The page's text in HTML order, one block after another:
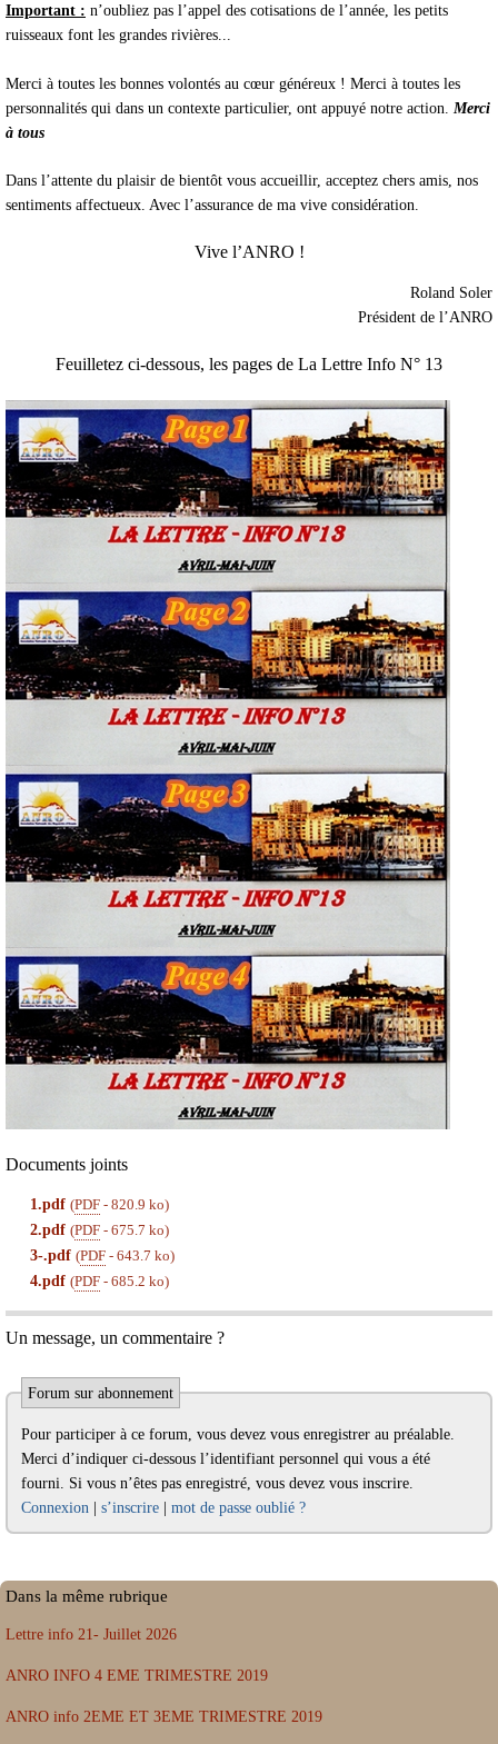
Important : n’oubliez pas l’appel des cotisations de l’année, les petits
ruisseaux font les grandes rivières...
Merci à toutes les bonnes volontés au cœur généreux ! Merci à toutes les
personnalités qui dans un contexte particulier, ont appuyé notre action. Merci
à tous
Dans l’attente du plaisir de bientôt vous accueillir, acceptez chers amis, nos
sentiments affectueux. Avec l’assurance de ma vive considération.
Vive l’ANRO !
Roland Soler
Président de l’ANRO
Feuilletez ci-dessous, les pages de La Lettre Info N° 13
Documents joints
1.pdf (PDF- 820.9 ko)
2.pdf (PDF- 675.7 ko)
3-.pdf (PDF- 643.7 ko)
4.pdf (PDF- 685.2 ko)
Un message, un commentaire ?
Forum sur abonnement
Pour participer à ce forum, vous devez vous enregistrer au préalable.
Merci d’indiquer ci-dessous l’identifiant personnel qui vous a été
fourni. Si vous n’êtes pas enregistré, vous devez vous inscrire.
Connexion | s’inscrire | mot de passe oublié ?
Dans la même rubrique
Lettre info 21- Juillet 2026
ANRO INFO 4 EME TRIMESTRE 2019
ANRO info 2EME ET 3EME TRIMESTRE 2019